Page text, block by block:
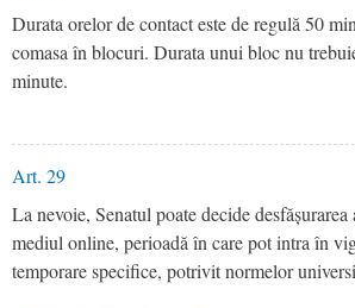
Durata orelor de contact este de regulă 50
comasa în blocuri. Durata unui bloc nu
minute.
Art. 29
La nevoie, Senatul poate decide
mediul online, perioadă în care pot intra în
temporare specifice, potrivit normelor